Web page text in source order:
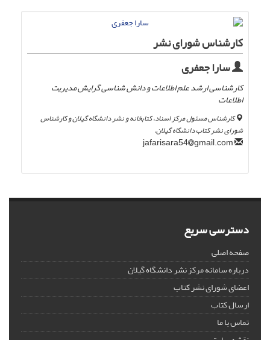
کارشناس شورای نشر
سارا جعفری
کارشناسی ارشد علم اطلاعات و دانش شناسی گرایش مدیریت
اطلاعات
کارشناس مسئول مرکز اسناد، کتابخانه و نشر دانشگاه گیلان و کارشناس
شورای نشر کتاب دانشگاه گیلان.
gmail.com
دسترسی سریع
صفحه اصلی
درباره سامانه مرکز نشر دانشگاه گیلان
اعضای شورای نشر کتاب
ارسال کتاب
تماس با ما